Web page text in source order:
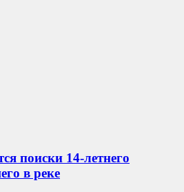
поиски 14-летнего
в реке